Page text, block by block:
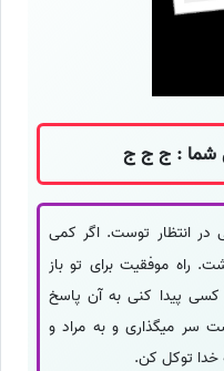
شما : ج ج ج
در انتظار توست. اگر کمی
راه موفقیت برای تو باز
پیدا کنی به آن پاسخ
سر میگذاری و به مراد و
خدا توکل کن.